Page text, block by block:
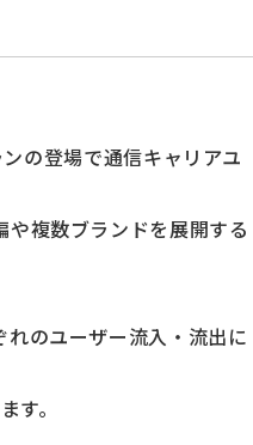
の登場で通信キャリアユ
複数ブランドを展開する
のユーザー流入・流出に
す。